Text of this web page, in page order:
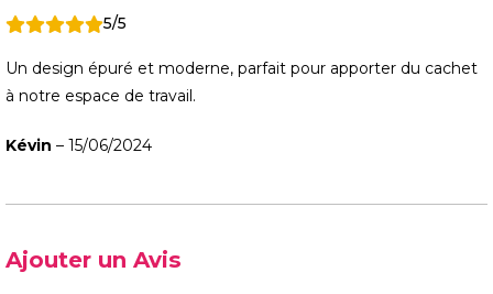
5/5
Un design épuré et moderne, parfait pour apporter du cachet
à notre espace de travail.
Kévin – 15/06/2024
Ajouter un Avis